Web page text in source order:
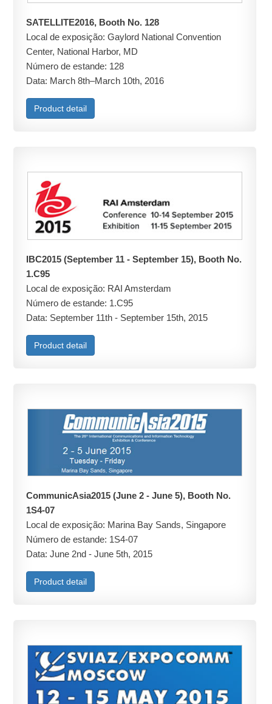
SATELLITE2016, Booth No. 128
Local de exposição: Gaylord National Convention
Center, National Harbor, MD
Número de estande: 128
Data: March 8th–March 10th, 2016
Product detail
IBC2015 (September 11 - September 15), Booth No.
1.C95
Local de exposição: RAI Amsterdam
Número de estande: 1.C95
Data: September 11th - September 15th, 2015
Product detail
CommunicAsia2015 (June 2 - June 5), Booth No.
1S4-07
Local de exposição: Marina Bay Sands, Singapore
Número de estande: 1S4-07
Data: June 2nd - June 5th, 2015
Product detail